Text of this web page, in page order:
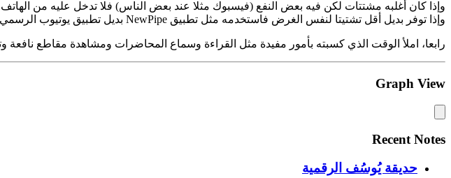
وإذا كان أغلبه مشتتات لكن فيه بعض النفع (فيسبوك مثلا عند بعض الناس) فلا تدخل عليه من
وإذا توفر بديل أقل تشتيتا لنفس الغرض فاستخدمه مثل تطبيق NewPipe بديل تطبيق يوتيوب الرسمي.
رابعا، املأ الوقت الذي كسبته بأمور مفيدة مثل القراءة وسماع المحاضرات ومشاهدة مقاطع نافعة
Graph View
Recent Notes
حديقة يُوسُف الرقمية